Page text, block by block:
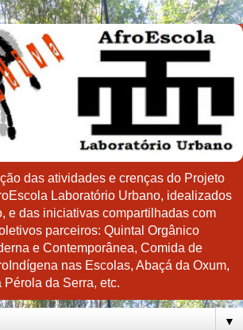
das atividades e crenças do Projeto
Laboratório Urbano, idealizados
e das iniciativas compartilhadas com
parceiros: Quintal Orgânico
e Contemporânea, Comida de
nas Escolas, Abaçá da Oxum,
da Serra, etc.
▼